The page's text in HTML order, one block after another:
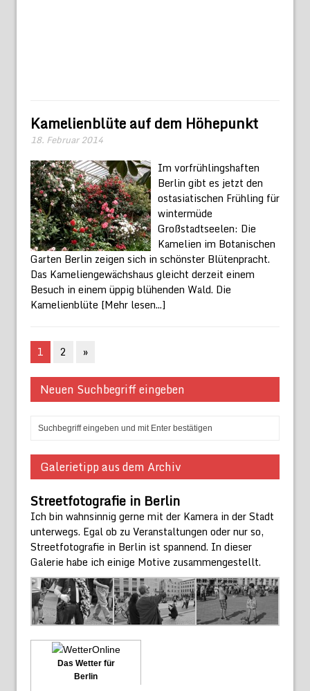
Kamelienblüte auf dem Höhepunkt
18. Februar 2014
Im vorfrühlingshaften
Berlin gibt es jetzt den
ostasiatischen Frühling für
wintermüde
Großstadtseelen: Die
Kamelien im Botanischen
Garten Berlin zeigen sich in schönster Blütenpracht.
Das Kameliengewächshaus gleicht derzeit einem
Besuch in einem üppig blühenden Wald. Die
Kamelienblüte [Mehr lesen...]
1 2 »
Neuen Suchbegriff eingeben
Galerietipp aus dem Archiv
Streetfotografie in Berlin
Ich bin wahnsinnig gerne mit der Kamera in der Stadt
unterwegs. Egal ob zu Veranstaltungen oder nur so,
Streetfotografie in Berlin ist spannend. In dieser
Galerie habe ich einige Motive zusammengestellt.
Das Wetter für
Berlin